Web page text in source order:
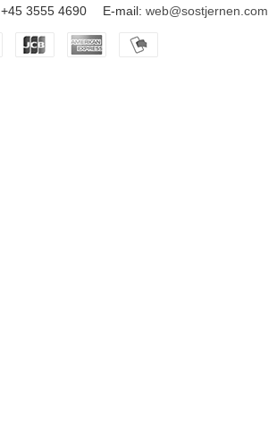
+45 3555 4690 E-mail: web@sostjernen.com